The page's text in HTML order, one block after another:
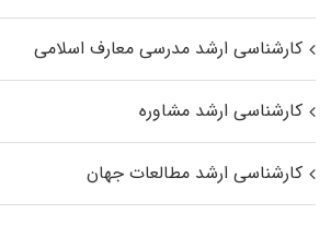
کارشناسی ارشد مدرسی معارف اسلامی
کارشناسی ارشد مشاوره
کارشناسی ارشد مطالعات جهان